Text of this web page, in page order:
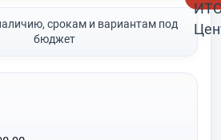
срокам и вариантам под
бюджет